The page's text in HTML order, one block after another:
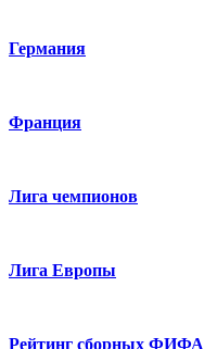
Германия
Франция
Лига чемпионов
Лига Европы
Рейтинг сборных ФИФА